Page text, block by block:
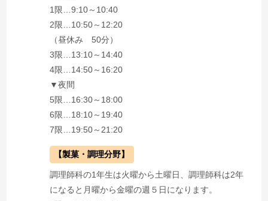
1限…9:10～10:40
2限…10:50～12:20
（昼休み 50分）
3限…13:10～14:40
4限…14:50～16:20
▼夜間
5限…16:30～18:00
6限…18:10～19:40
7限…19:50～21:20
【製菓・調理分野】
調理師科の1年生は火曜から土曜日、調理師科は2年
になると月曜から金曜の週５日になります。